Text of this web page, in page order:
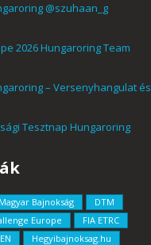
@szuhaan_g
2026 Hungaroring Team
– Versenyhangulat és
Tesztnap Hungaroring
Bajnokság
DTM
Europe
FIA ETRC
Hegyibajnoksag.hu